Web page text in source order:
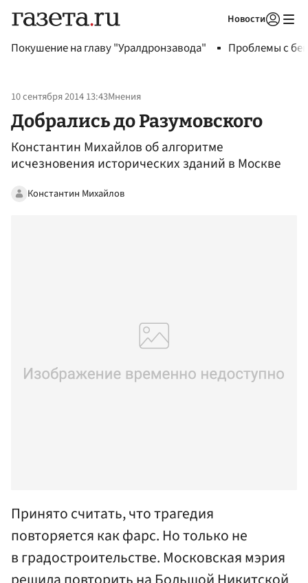
Новости
Покушение на главу "Уралдронзавода" Проблемы с
10 сентября 2014 13:43Мнения
Добрались до Разумовского
Константин Михайлов об алгоритме
исчезновения исторических зданий в Москве
Константин Михайлов
Принято считать, что трагедия
повторяется как фарс. Но только не
в градостроительстве. Московская мэрия